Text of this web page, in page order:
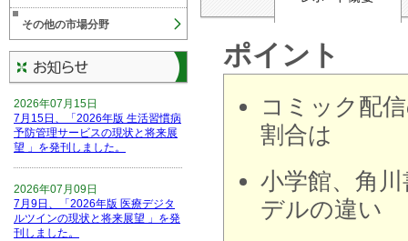
ポイント
コミック配
割合は
小学館、角
デルの違い
その他の市場分野
2026年07月15日
7月15日、「2026年版 生活習慣病
予防管理サービスの現状と将来展
望 」を発刊しました。
2026年07月09日
7月9日、「2026年版 医療デジタ
ルツインの現状と将来展望 」を発
刊しました。